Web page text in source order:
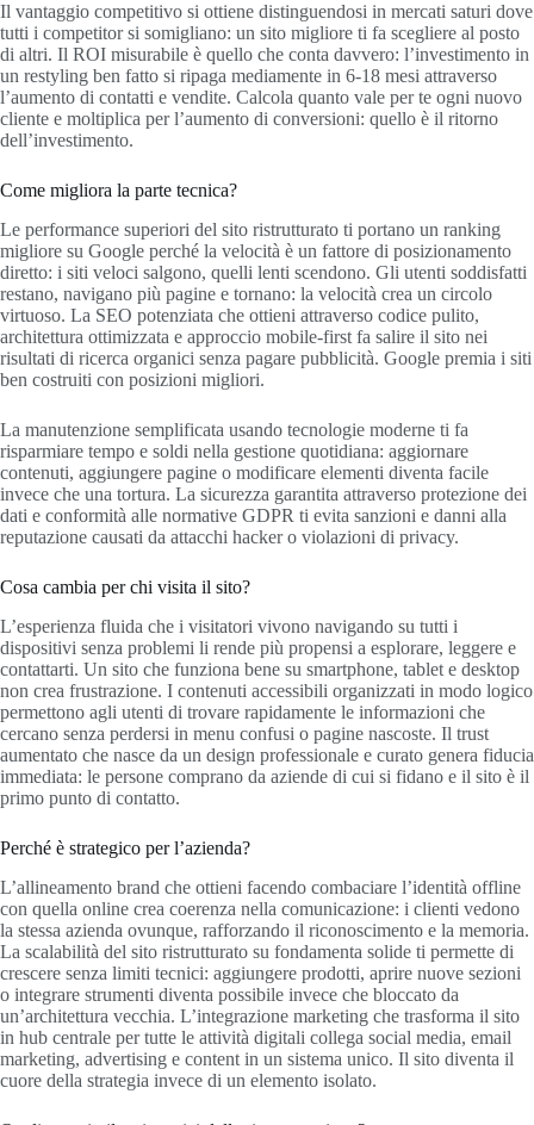
Il vantaggio competitivo si ottiene distinguendosi in mercati saturi dove
tutti i competitor si somigliano: un sito migliore ti fa scegliere al posto
di altri. Il ROI misurabile è quello che conta davvero: l’investimento in
un restyling ben fatto si ripaga mediamente in 6-18 mesi attraverso
l’aumento di contatti e vendite. Calcola quanto vale per te ogni nuovo
cliente e moltiplica per l’aumento di conversioni: quello è il ritorno
dell’investimento.
Come migliora la parte tecnica?
Le performance superiori del sito ristrutturato ti portano un ranking
migliore su Google perché la velocità è un fattore di posizionamento
diretto: i siti veloci salgono, quelli lenti scendono. Gli utenti soddisfatti
restano, navigano più pagine e tornano: la velocità crea un circolo
virtuoso. La SEO potenziata che ottieni attraverso codice pulito,
architettura ottimizzata e approccio mobile-first fa salire il sito nei
risultati di ricerca organici senza pagare pubblicità. Google premia i siti
ben costruiti con posizioni migliori.
La manutenzione semplificata usando tecnologie moderne ti fa
risparmiare tempo e soldi nella gestione quotidiana: aggiornare
contenuti, aggiungere pagine o modificare elementi diventa facile
invece che una tortura. La sicurezza garantita attraverso protezione dei
dati e conformità alle normative GDPR ti evita sanzioni e danni alla
reputazione causati da attacchi hacker o violazioni di privacy.
Cosa cambia per chi visita il sito?
L’esperienza fluida che i visitatori vivono navigando su tutti i
dispositivi senza problemi li rende più propensi a esplorare, leggere e
contattarti. Un sito che funziona bene su smartphone, tablet e desktop
non crea frustrazione. I contenuti accessibili organizzati in modo logico
permettono agli utenti di trovare rapidamente le informazioni che
cercano senza perdersi in menu confusi o pagine nascoste. Il trust
aumentato che nasce da un design professionale e curato genera fiducia
immediata: le persone comprano da aziende di cui si fidano e il sito è il
primo punto di contatto.
Perché è strategico per l’azienda?
L’allineamento brand che ottieni facendo combaciare l’identità offline
con quella online crea coerenza nella comunicazione: i clienti vedono
la stessa azienda ovunque, rafforzando il riconoscimento e la memoria.
La scalabilità del sito ristrutturato su fondamenta solide ti permette di
crescere senza limiti tecnici: aggiungere prodotti, aprire nuove sezioni
o integrare strumenti diventa possibile invece che bloccato da
un’architettura vecchia. L’integrazione marketing che trasforma il sito
in hub centrale per tutte le attività digitali collega social media, email
marketing, advertising e content in un sistema unico. Il sito diventa il
cuore della strategia invece di un elemento isolato.